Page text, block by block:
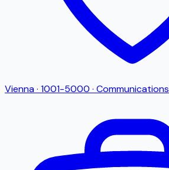
Vienna· 1001-5000 · Communications